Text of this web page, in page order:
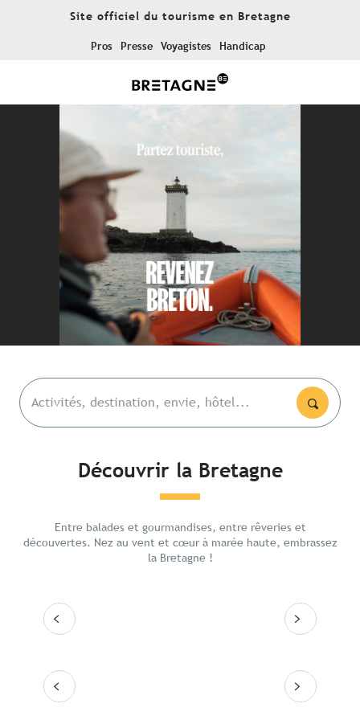
Site officiel du tourisme en Bretagne
Pros Presse Voyagistes Handicap
Activités, destination, envie, hôtel...
Découvrir la Bretagne
Entre balades et gourmandises, entre rêveries et
découvertes. Nez au vent et cœur à marée haute, embrassez
la Bretagne !
Les lieux emblématiques
Lire la suite
Lire la suite
Les 10 destinations
Itinéraires
Lire la suite